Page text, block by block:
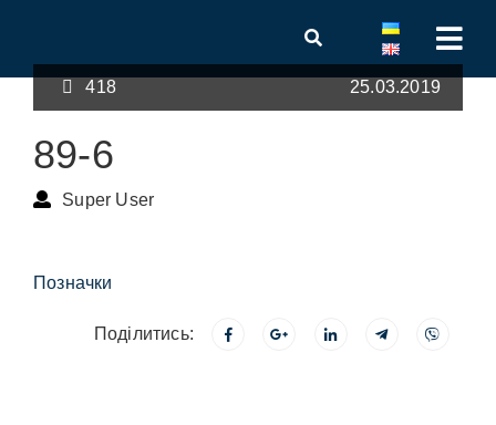
418 25.03.2019
89-6
Super User
Позначки
Поділитись: